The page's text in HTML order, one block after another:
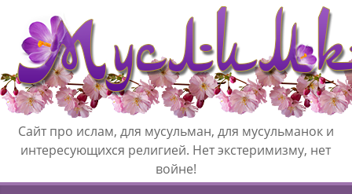
Сайт про ислам, для мусульман, для мусульманок и
интересующихся религией. Нет экстеримизму, нет
войне!